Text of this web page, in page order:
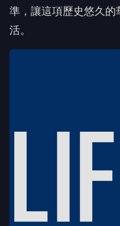
準，讓這項歷史悠久的
活。